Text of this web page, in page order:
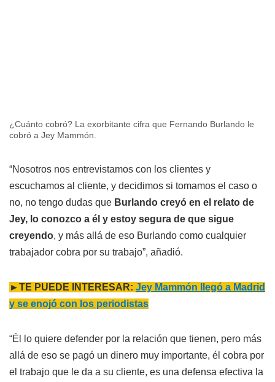
¿Cuánto cobró? La exorbitante cifra que Fernando Burlando le
cobró a Jey Mammón.
“Nosotros nos entrevistamos con los clientes y
escuchamos al cliente, y decidimos si tomamos el caso o
no, no tengo dudas que Burlando creyó en el relato de
Jey, lo conozco a él y estoy segura de que sigue
creyendo, y más allá de eso Burlando como cualquier
trabajador cobra por su trabajo”, añadió.
►TE PUEDE INTERESAR: Jey Mammón llegó a Madrid
y se enojó con los periodistas
“Él lo quiere defender por la relación que tienen, pero más
allá de eso se pagó un dinero muy importante, él cobra por
el trabajo que le da a su cliente, es una defensa efectiva la